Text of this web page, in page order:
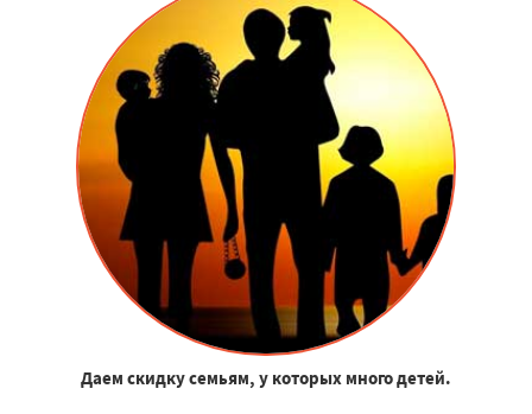
Даем скидку семьям, у которых много детей.